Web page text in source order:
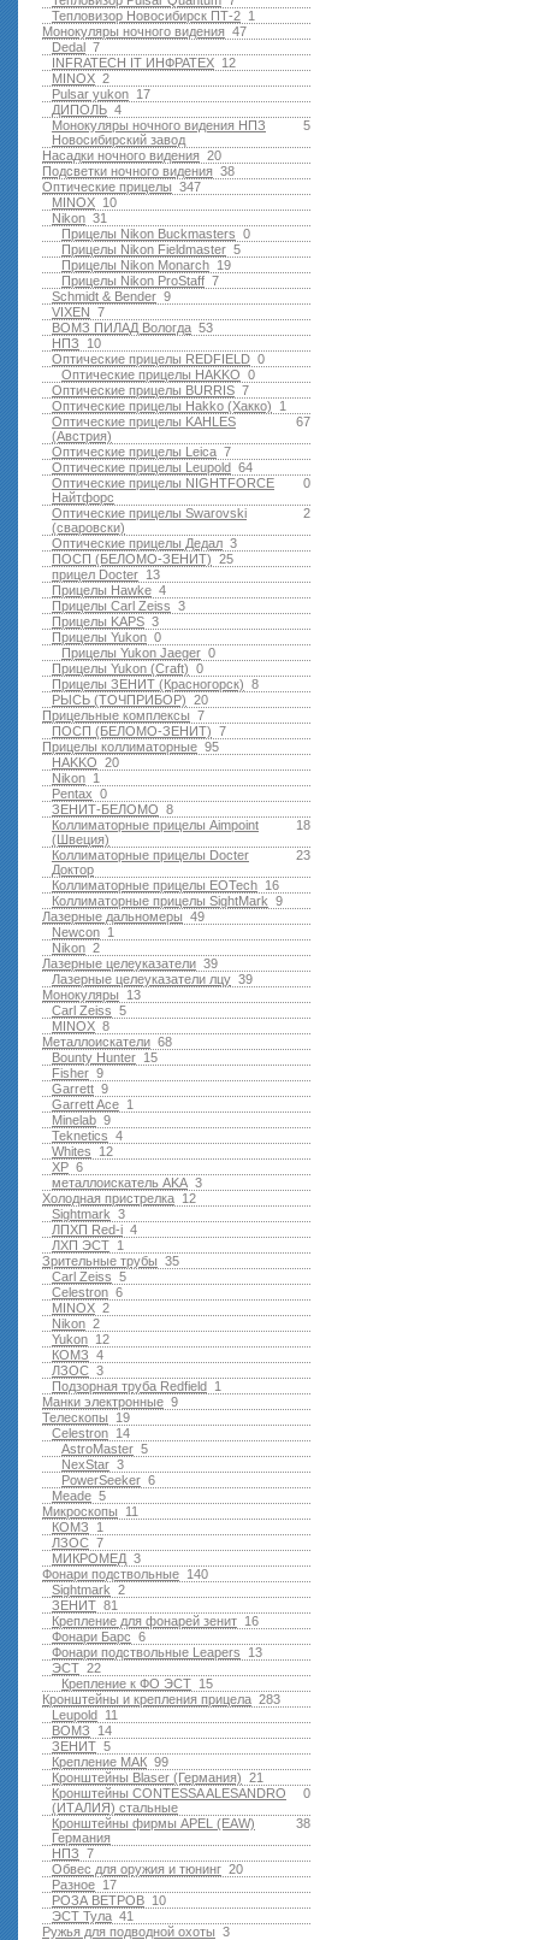
1
Тепловизор Новосибирск ПТ-2
47
Монокуляры ночного видения
7
Dedal
12
INFRATECH IT ИНФРАТЕХ
2
MINOX
17
Pulsar yukon
4
ДИПОЛЬ
5
Монокуляры ночного видения НПЗ
Новосибирский завод
20
Насадки ночного видения
38
Подсветки ночного видения
347
Оптические прицелы
10
MINOX
31
Nikon
0
Прицелы Nikon Buckmasters
5
Прицелы Nikon Fieldmaster
19
Прицелы Nikon Monarch
7
Прицелы Nikon ProStaff
9
Schmidt & Bender
7
VIXEN
53
ВОМЗ ПИЛАД Вологда
10
НПЗ
0
Оптические прицелы REDFIELD
0
Оптические прицелы HAKKO
7
Оптические прицелы BURRIS
1
Оптические прицелы Hakko (Хакко)
67
Оптические прицелы KAHLES
(Австрия)
7
Оптические прицелы Leica
64
Оптические прицелы Leupold
0
Оптические прицелы NIGHTFORCE
Найтфорс
2
Оптические прицелы Swarovski
(сваровски)
3
Оптические прицелы Дедал
25
ПОСП (БЕЛОМО-ЗЕНИТ)
13
прицел Docter
4
Прицелы Hawke
3
Прицелы Carl Zeiss
3
Прицелы KAPS
0
Прицелы Yukon
0
Прицелы Yukon Jaeger
0
Прицелы Yukon (Craft)
8
Прицелы ЗЕНИТ (Красногорск)
20
РЫСЬ (ТОЧПРИБОР)
7
Прицельные комплексы
7
ПОСП (БЕЛОМО-ЗЕНИТ)
95
Прицелы коллиматорные
20
HAKKO
1
Nikon
0
Pentax
8
ЗЕНИТ-БЕЛОМО
18
Коллиматорные прицелы Aimpoint
(Швеция)
23
Коллиматорные прицелы Docter
Доктор
16
Коллиматорные прицелы EOTech
9
Коллиматорные прицелы SightMark
49
Лазерные дальномеры
1
Newcon
2
Nikon
39
Лазерные целеуказатели
39
Лазерные целеуказатели лцу
13
Монокуляры
5
Carl Zeiss
8
MINOX
68
Металлоискатели
15
Bounty Hunter
9
Fisher
9
Garrett
1
Garrett Ace
9
Minelab
4
Teknetics
12
Whites
6
XP
3
металлоискатель AKA
12
Холодная пристрелка
3
Sightmark
4
ЛПХП Red-i
1
ЛХП ЭСТ
35
Зрительные трубы
5
Carl Zeiss
6
Celestron
2
MINOX
2
Nikon
12
Yukon
4
КОМЗ
3
ЛЗОС
1
Подзорная труба Redfield
9
Манки электронные
19
Телескопы
14
Celestron
5
AstroMaster
3
NexStar
6
PowerSeeker
5
Meade
11
Микроскопы
1
КОМЗ
7
ЛЗОС
3
МИКРОМЕД
140
Фонари подствольные
2
Sightmark
81
ЗЕНИТ
16
Крепление для фонарей зенит
6
Фонари Барс
13
Фонари подствольные Leapers
22
ЭСТ
15
Крепление к ФО ЭСТ
283
Кронштейны и крепления прицела
11
Leupold
14
ВОМЗ
5
ЗЕНИТ
99
Крепление МАК
21
Кронштейны Blaser (Германия)
0
Кронштейны CONTESSA ALESANDRO
(ИТАЛИЯ) стальные
38
Кронштейны фирмы APEL (EAW)
Германия
7
НПЗ
20
Обвес для оружия и тюнинг
17
Разное
10
РОЗА ВЕТРОВ
41
ЭСТ Тула
3
Ружья для подводной оxоты